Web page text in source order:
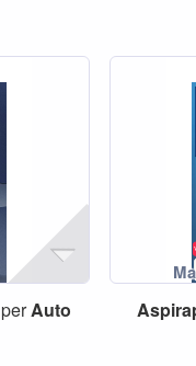
perAuto